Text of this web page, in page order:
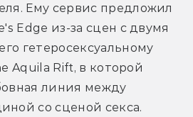
Ему сервис предложил
Edge из-за сцен с двумя
гетеросексуальному
Aquila Rift, в которой
линия между
со сценой секса.